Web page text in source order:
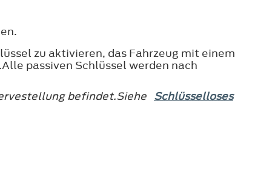
zu aktivieren, das Fahrzeug mit einem
passiven Schlüssel werden nach
befindet.Siehe Schlüsselloses